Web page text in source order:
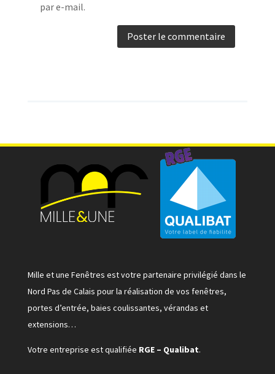
par e-mail.
Mille et une Fenêtres est votre partenaire privilégié dans le
Nord Pas de Calais pour la réalisation de vos fenêtres,
portes d’entrée, baies coulissantes, vérandas et
extensions…
Votre entreprise est qualifiée RGE – Qualibat.